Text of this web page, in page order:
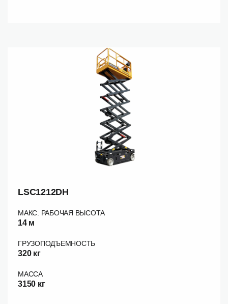
LSC1212DH
МАКС. РАБОЧАЯ ВЫСОТА
14 м
ГРУЗОПОДЪЕМНОСТЬ
320 кг
МАССА
3150 кг